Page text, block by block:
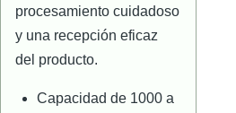
procesamiento cuidadoso
y una recepción eficaz
del producto.
Capacidad de 1000 a